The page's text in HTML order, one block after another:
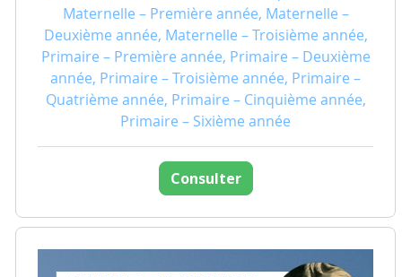
Maternelle – Première année, Maternelle –
Deuxième année, Maternelle – Troisième année,
Primaire – Première année, Primaire – Deuxième
année, Primaire – Troisième année, Primaire –
Quatrième année, Primaire – Cinquième année,
Primaire – Sixième année
Consulter